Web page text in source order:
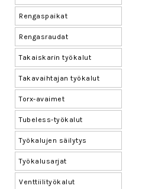
Rengaspaikat
Rengasraudat
Takaiskarin työkalut
Takavaihtajan työkalut
Torx-avaimet
Tubeless-työkalut
Työkalujen säilytys
Työkalusarjat
Venttiilityökalut